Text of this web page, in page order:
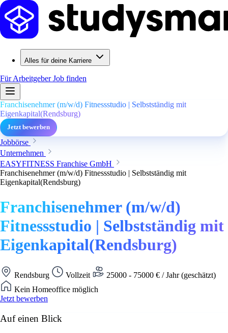
Alles für deine Karriere
Für ArbeitgeberJob finden
Franchisenehmer (m/w/d) Fitnessstudio | Selbstständig mit
Eigenkapital(Rendsburg)
Jetzt bewerben
Jobbörse
Unternehmen
EASYFITNESS Franchise GmbH
Franchisenehmer (m/w/d) Fitnessstudio | Selbstständig mit
Eigenkapital(Rendsburg)
Franchisenehmer (m/w/d)
Fitnessstudio | Selbstständig mit
Eigenkapital(Rendsburg)
Rendsburg Vollzeit
25000 - 75000 € / Jahr (geschätzt)
Kein Homeoffice möglich
Jetzt bewerben
Auf einen Blick